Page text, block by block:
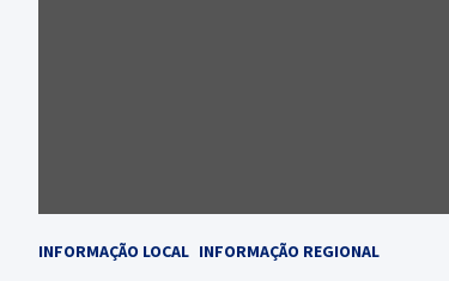
INFORMAÇÃO LOCAL INFORMAÇÃO REGIONAL